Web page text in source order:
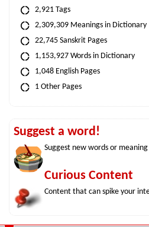
2,921 Tags
2,309,309 Meanings in Dictionary
22,745 Sanskrit Pages
1,153,927 Words in Dictionary
1,048 English Pages
1 Other Pages
Suggest a word!
Suggest new words or
Curious Content
Content that can spike your